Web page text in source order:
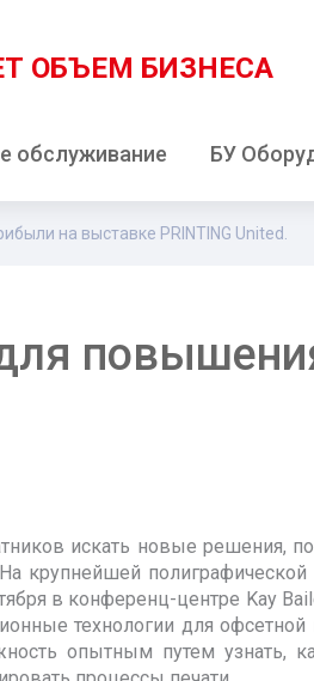
ОБЪЕМ БИЗНЕСА
обслуживание БУ
на выставке PRINTING United.
искать новые решения,
крупнейшей
в конференц-центре Kay
технологии для
опытным путем узнать,